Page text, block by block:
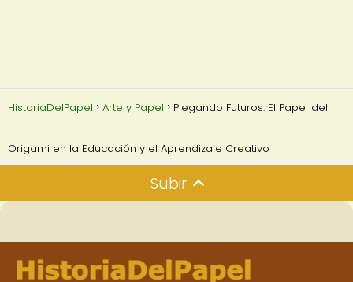
HistoriaDelPapel Arte y Papel Plegando Futuros: El Papel del
Origami en la Educación y el Aprendizaje Creativo
Subir